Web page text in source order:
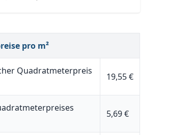
pro m²
Quadratmeterpreis
19,55 €
5,69 €